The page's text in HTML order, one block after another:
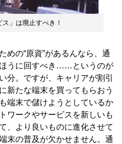
ス」は廃止すべき！
めの“原資”があるんなら、通
うに回すべき……というのが
分。ですが、キャリアが割引
新たな端末を買ってもらおう
端末で儲けようとしているか
ワークやサービスを新しいも
、より良いものに進化させて
末の普及が欠かせません。通